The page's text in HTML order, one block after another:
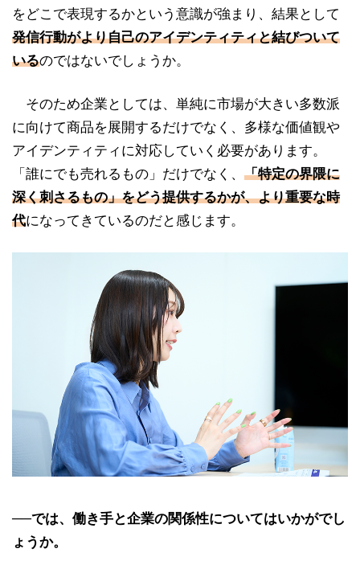
をどこで表現するかという意識が強まり、結果として
発信行動がより自己のアイデンティティと結びついて
いるのではないでしょうか。
そのため企業としては、単純に市場が大きい多数派
に向けて商品を展開するだけでなく、多様な価値観や
アイデンティティに対応していく必要があります。
「誰にでも売れるもの」だけでなく、 「特定の界隈に
深く刺さるもの」をどう提供するかが、より重要な時
代になってきているのだと感じます。
──では、働き手と企業の関係性についてはいかがでし
ょうか。